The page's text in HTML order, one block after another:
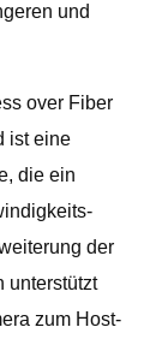
und
over Fiber
ist eine
die ein
der
unterstützt
zum Host-